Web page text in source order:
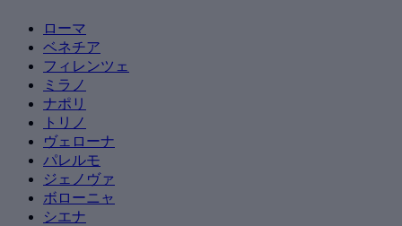
ローマ
ベネチア
フィレンツェ
ミラノ
ナポリ
トリノ
ヴェローナ
パレルモ
ジェノヴァ
ボローニャ
シエナ